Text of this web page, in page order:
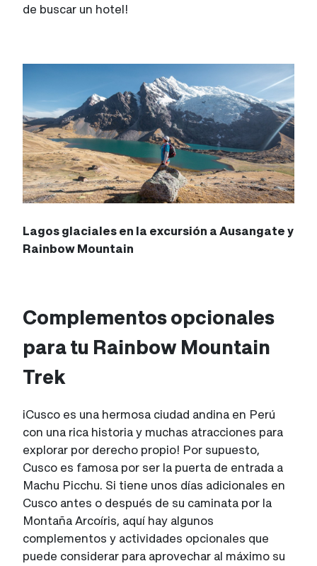
de buscar un hotel!
Lagos glaciales en la excursión a Ausangate y
Rainbow Mountain
Complementos opcionales
para tu Rainbow Mountain
Trek
¡Cusco es una hermosa ciudad andina en Perú
con una rica historia y muchas atracciones para
explorar por derecho propio! Por supuesto,
Cusco es famosa por ser la puerta de entrada a
Machu Picchu. Si tiene unos días adicionales en
Cusco antes o después de su caminata por la
Montaña Arcoíris, aquí hay algunos
complementos y actividades opcionales que
puede considerar para aprovechar al máximo su